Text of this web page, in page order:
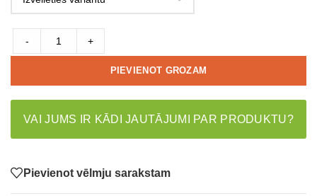
- +
PIEVIENOT GROZAM
VAI JUMS IR KĀDI JAUTĀJUMI PAR PRODUKTU?
Pievienot vēlmju sarakstam